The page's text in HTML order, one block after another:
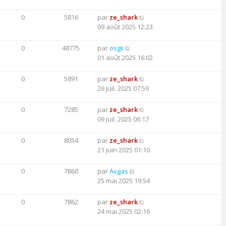
0 5816 par ze_shark
09 août 2025 12:23
0 48775 parosgii
01 août 2025 16:02
0 5891 par ze_shark
26 juil. 2025 07:59
0 7285 par ze_shark
09 juil. 2025 06:17
0 8054 par ze_shark
21 juin 2025 01:10
0 7860 parAvgas
25 mai 2025 19:54
0 7862 par ze_shark
24 mai 2025 02:16